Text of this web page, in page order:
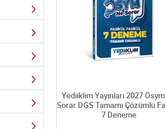
Yediiklim Yayınları 2027
Sorar DGS Tamamı Çözümlü
7 Deneme